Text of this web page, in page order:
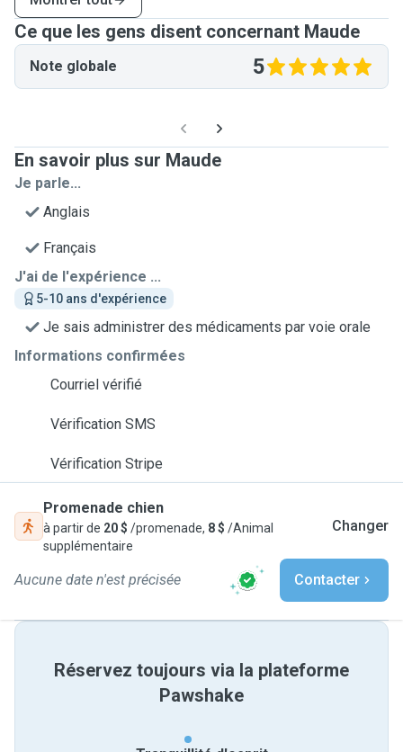
Ce que les gens disent concernant Maude
Note globale 5
En savoir plus sur Maude
Je parle...
Anglais
Français
J'ai de l'expérience ...
5-10 ans d'expérience
Je sais administrer des médicaments par voie orale
Informations confirmées
Courriel vérifié
Vérification SMS
Vérification Stripe
Promenade chien
à partir de 20 $ /promenade, 8 $ /Animal
supplémentaire
Changer
Aucune date n'est précisée Contacter
Réservez toujours via la plateforme
Pawshake